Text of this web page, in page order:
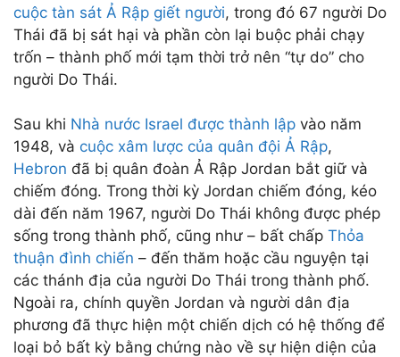
cuộc tàn sát Ả Rập giết người, trong đó 67 người Do
Thái đã bị sát hại và phần còn lại buộc phải chạy
trốn – thành phố mới tạm thời trở nên “tự do” cho
người Do Thái.
Sau khi Nhà nước Israel được thành lập vào năm
1948, và cuộc xâm lược của quân đội Ả Rập,
Hebron đã bị quân đoàn Ả Rập Jordan bắt giữ và
chiếm đóng. Trong thời kỳ Jordan chiếm đóng, kéo
dài đến năm 1967, người Do Thái không được phép
sống trong thành phố, cũng như – bất chấp Thỏa
thuận đình chiến – đến thăm hoặc cầu nguyện tại
các thánh địa của người Do Thái trong thành phố.
Ngoài ra, chính quyền Jordan và người dân địa
phương đã thực hiện một chiến dịch có hệ thống để
loại bỏ bất kỳ bằng chứng nào về sự hiện diện của